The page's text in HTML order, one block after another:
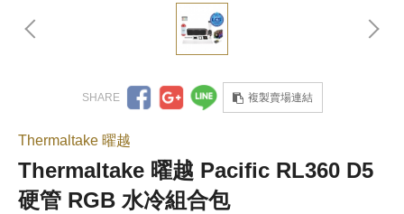
複製賣場連結
Thermaltake 曜越
Thermaltake 曜越 Pacific RL360 D5
硬管 RGB 水冷組合包